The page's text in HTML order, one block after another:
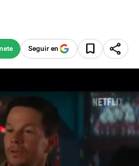
Seguir en